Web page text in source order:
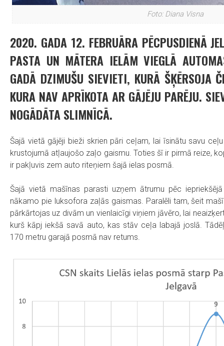
Foto: Diana Visna
2020. GADA 12. FEBRUĀRA PĒCPUSDIENĀ
PASTA UN MĀTERA IELĀM VIEGLĀ
GADĀ DZIMUŠU SIEVIETI, KURĀ ŠĶĒRSOJA
KURA NAV APRĪKOTA AR GĀJĒJU PARĒJU.
NOGĀDĀTA SLIMNĪCĀ.
Šajā vietā gājēji bieži skrien pāri ceļam, lai īsinātu savu
krustojumā atļaujošo zaļo gaismu. Toties šī ir pirmā reize,
ir pakļuvis zem auto riteņiem šajā ielas posmā.
Šajā vietā mašīnas parasti uzņem ātrumu pēc
nākamo pie luksofora zaļās gaismas. Paralēli tam, šeit
pārkārtojas uz divām un vienlaicīgi viņiem jāvēro, lai
kurš kāpj iekšā savā auto, kas stāv ceļa labajā joslā.
170 metru garajā posmā nav retums.